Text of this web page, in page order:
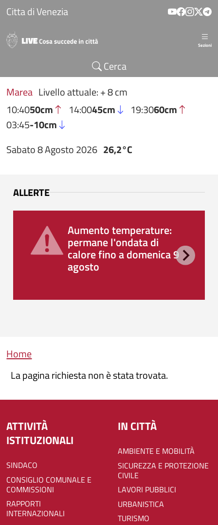
Salta al contenuto principale
Citta di Venezia
Sezioni
Cerca
Marea Livello attuale: + 8 cm
10:4050cm 14:0045cm 19:3060cm
03:45-10cm
Sabato 8 Agosto 2026 26,2°C
ALLERTE
Aumento temperature:
permane l'ondata di
calore fino a domenica 9
agosto
Briciole di pane
Home
La pagina richiesta non è stata trovata.
ATTIVITÀ
ISTITUZIONALI
SINDACO
CONSIGLIO COMUNALE E
COMMISSIONI
RAPPORTI
INTERNAZIONALI
IN CITTÀ
AMBIENTE E MOBILITÀ
SICUREZZA E PROTEZIONE
CIVILE
LAVORI PUBBLICI
URBANISTICA
TURISMO